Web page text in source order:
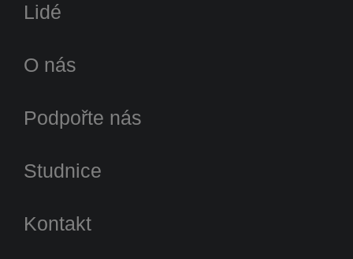
Lidé
O nás
Podpořte nás
Studnice
Kontakt